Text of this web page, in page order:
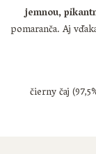
jemnou,
pomaranča. Aj
čierny čaj